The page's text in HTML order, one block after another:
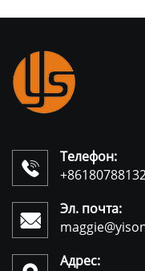

Телефон:

Эл. почта:
Адрес: